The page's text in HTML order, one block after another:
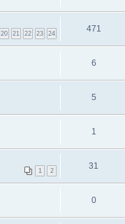
20 21 22 23 24 471
6
5
1
1 2 31
0